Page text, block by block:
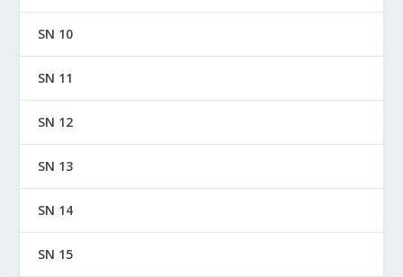
SN 10
SN 11
SN 12
SN 13
SN 14
SN 15